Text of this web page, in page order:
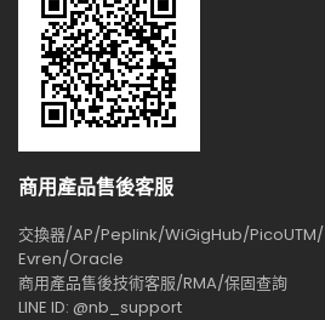
商用產品售後客服
交換器/AP/Peplink/WiGigHub/PicoUTM/
Evren/Oracle
商用產品售後技術客服/RMA/保固查詢
LINE ID: @nb_support